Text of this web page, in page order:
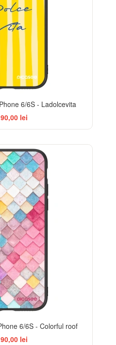
6/6S - Ladolcevita
lei
6/6S - Colorful roof
lei